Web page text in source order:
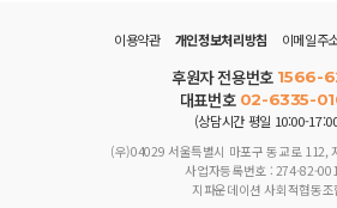
이용약관 개인정보처리방침 이메일주
후원자 전용번호 1566-
대표번호 02-6335-
(상담시간 평일 10:00-
(우)04029 서울특별시 마포구 동교로 112,
사업자등록번호 : 274-82-
지파운데이션 사회적협동조